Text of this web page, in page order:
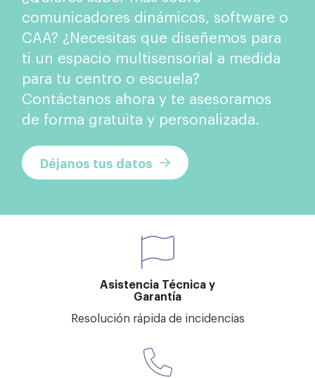
comunicadores dinámicos, software o
CAA? ¿Necesitas que diseñemos para
ti un espacio multisensorial a medida
para tu centro o escuela?
Contáctanos ahora y te asesoramos
de forma gratuita y personalizada.
Déjanos tus datos
Asistencia Técnica y
Garantía
Resolución rápida de incidencias